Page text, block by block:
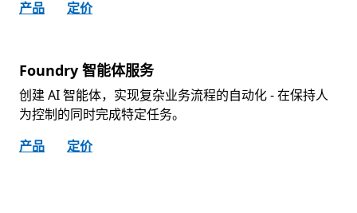
产品
定价
Foundry 智能体服务
创建 AI 智能体，实现复杂业务流程的自动化 - 在保持人
为控制的同时完成特定任务。
产品
定价